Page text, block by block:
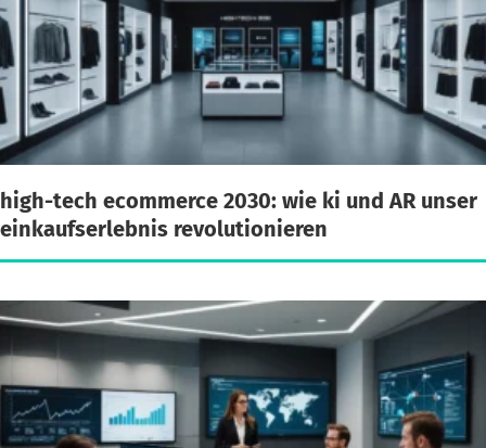
high-tech ecommerce 2030: wie ki und AR unser
einkaufserlebnis revolutionieren